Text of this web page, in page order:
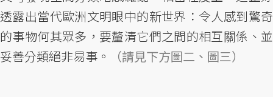
透露出當代歐洲文明眼中的新世界：令人感到驚奇
的事物何其眾多，要釐清它們之間的相互關係、並
妥善分類絕非易事。
（請見下方圖二、圖三）